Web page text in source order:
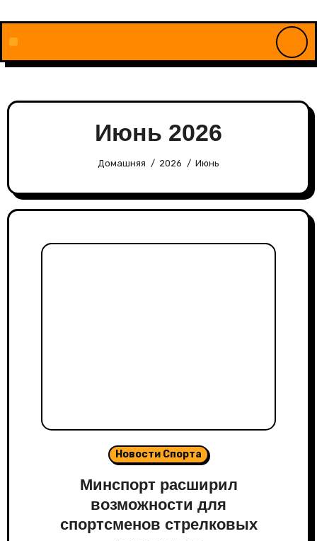
содержимому
Июнь 2026
Домашняя 2026 Июнь
Новости Спорта
Минспорт расширил
возможности для
спортсменов стрелковых